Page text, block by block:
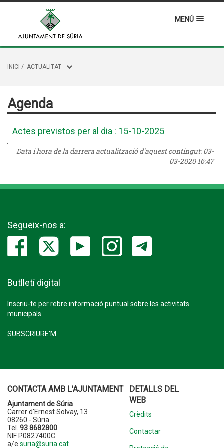
MENÚ
INICI / ACTUALITAT
Agenda
Actes previstos per al dia : 15-10-2025
Data i hora de la darrera actualització d'aquest contingut:03-
03-2020 16:47
Segueix-nos a:
Butlletí digital
Inscriu-te per rebre informació puntual sobre les activitats
municipals.
SUBSCRIURE'M
CONTACTA AMB L'AJUNTAMENT
Ajuntament de Súria
Carrer d'Ernest Solvay, 13
08260 - Súria
Tel. 93 8682800
NIF P0827400C
a/e suria@suria.cat
DETALLS DEL
WEB
Crèdits
Contactar